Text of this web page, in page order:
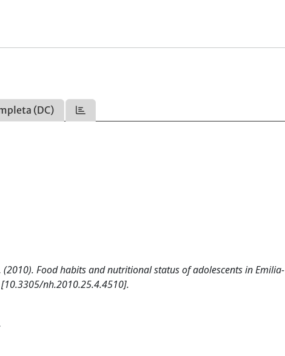
(DC)
(2010). Food habits and nutritional status of adolescents in Emilia-
[10.3305/nh.2010.25.4.4510].